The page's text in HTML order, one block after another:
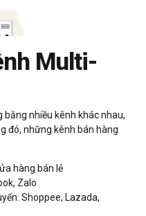
Multi-
nhiều kênh khác nhau,
đó, những kênh bán hàng
hàng bán lẻ
Zalo
Shoppee, Lazada,